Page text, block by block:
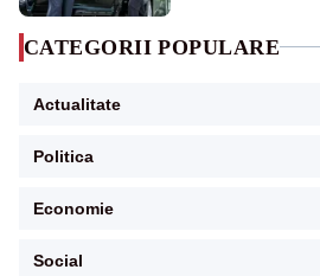
CATEGORII POPULARE
Actualitate
Politica
Economie
Social